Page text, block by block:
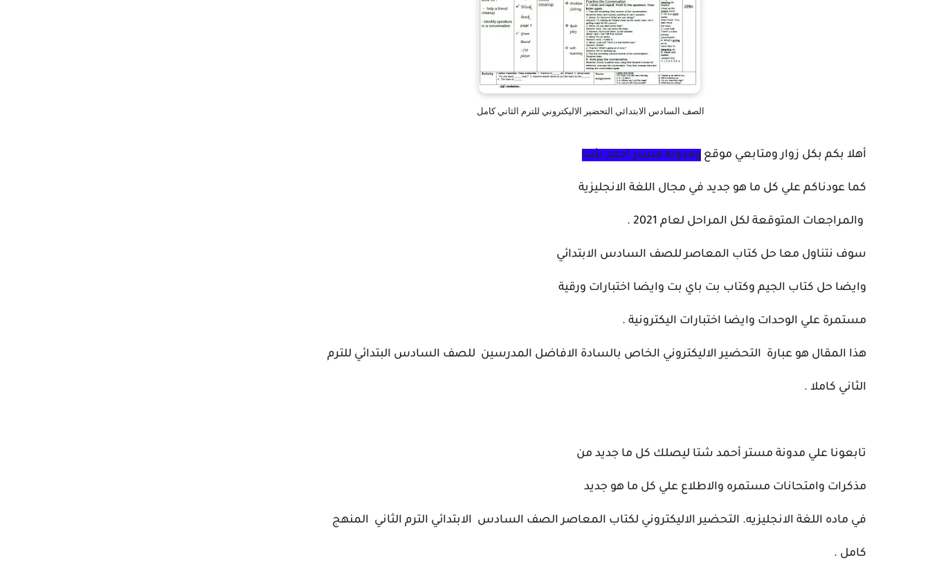
الصف السادس الابتدائي التحضير الاليكتروني للترم الثاني كامل
أهلا بكم بكل زوار ومتابعي موقع ومدونه مستر احمد شتا
كما عودناكم علي كل ما هو جديد في مجال اللغة الانجليزية
والمراجعات المتوقعة لكل المراحل لعام 2021 .
سوف نتناول معا حل كتاب المعاصر للصف السادس الابتدائي
وايضا حل كتاب الجيم وكتاب بت باي بت وايضا اختبارات ورقية
مستمرة علي الوحدات وايضا اختبارات اليكترونية .
هذا المقال هو عبارة التحضير الاليكتروني الخاص بالسادة الافاضل المدرسين للصف السادس البتدائي للترم
الثاني كاملا .
تابعونا علي مدونة مستر أحمد شتا ليصلك كل ما جديد من
مذكرات وامتحانات مستمره والاطلاع علي كل ما هو جديد
في ماده اللغة الانجليزيه. التحضير الاليكتروني لكتاب المعاصر الصف السادس الابتدائي الترم الثاني المنهج
كامل .